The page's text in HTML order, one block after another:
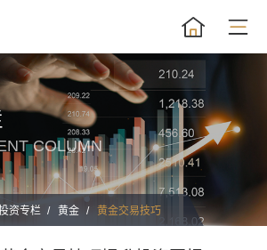
COLUMN
资专栏 黄金 黄金交易技巧